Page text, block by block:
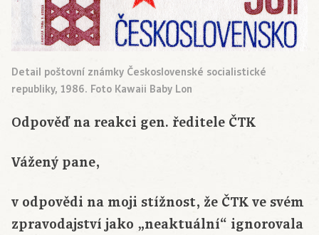
Detail poštovní známky Československé socialistické
republiky, 1986. Foto Kawaii Baby Lon
Odpověď na reakci gen. ředitele ČTK
Vážený pane,
v odpovědi na moji stížnost, že ČTK ve svém
zpravodajství jako „neaktuální“ ignorovala